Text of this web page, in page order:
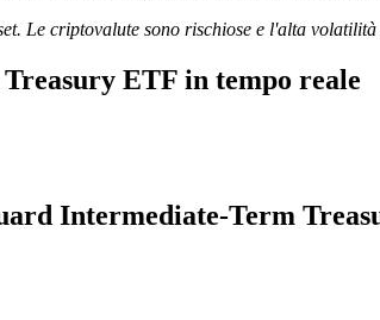
Le criptovalute sono rischiose e l'alta
ETF in tempo reale
Intermediate-Term